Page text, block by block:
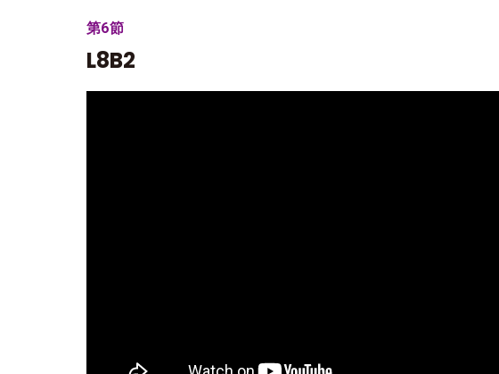
第6節
L8B2